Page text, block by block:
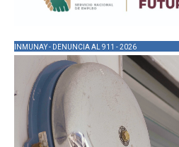
INMUNAY - DENUNCIA AL 911 - 2026